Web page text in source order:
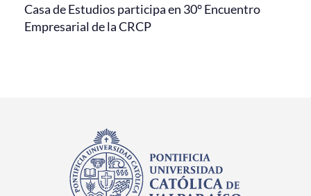
Casa de Estudios participa en 30° Encuentro
Empresarial de la CRCP